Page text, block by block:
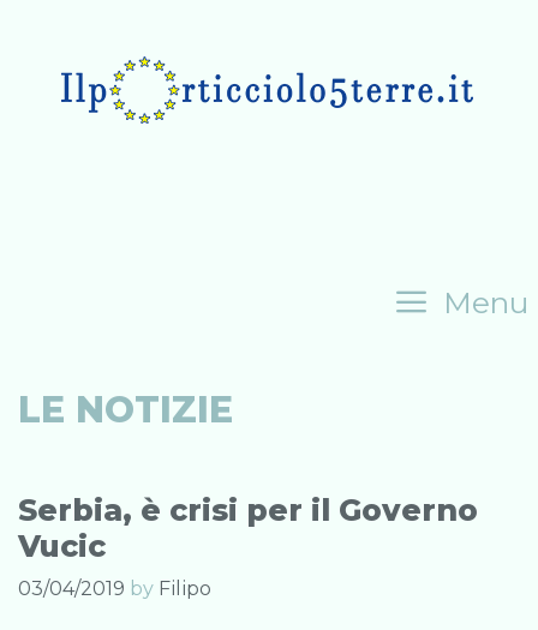
content
Menu
LE NOTIZIE
Serbia, è crisi per il Governo
Vucic
03/04/2019 by Filipo